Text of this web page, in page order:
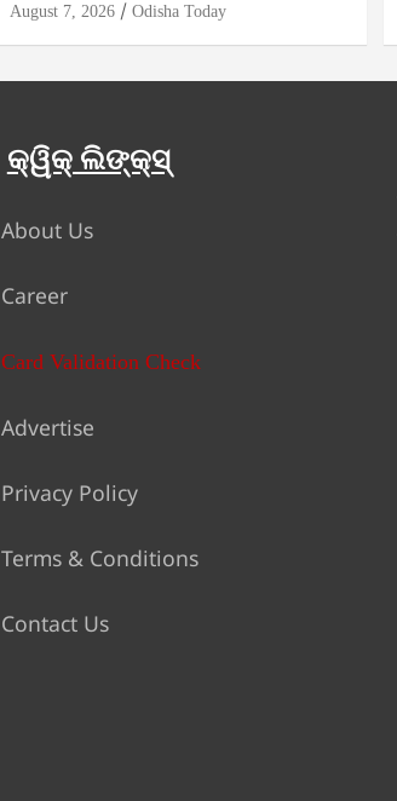
August 7, 2026 Odisha Today
କ୍ୱିକ୍ ଲିଙ୍କ୍ସ୍
About Us
Career
Card Validation Check
Advertise
Privacy Policy
Terms & Conditions
Contact Us